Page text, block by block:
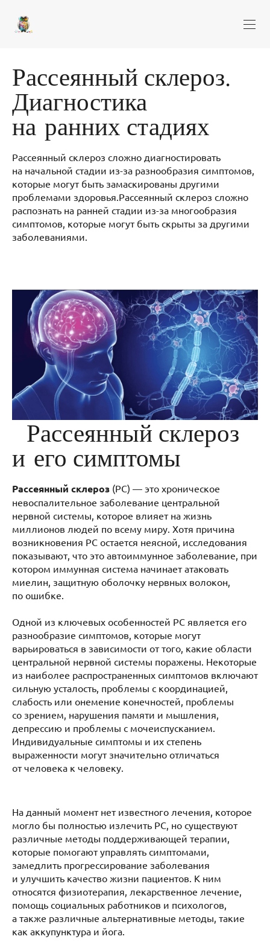
Рассеянный склероз.
Диагностика
на ранних стадиях
Рассеянный склероз сложно диагностировать
на начальной стадии из-за разнообразия симптомов,
которые могут быть замаскированы другими
проблемами здоровья.Рассеянный склероз сложно
распознать на ранней стадии из-за многообразия
симптомов, которые могут быть скрыты за другими
заболеваниями.
Рассеянный склероз
и его симптомы
Рассеянный склероз (РС) — это хроническое
невоспалительное заболевание центральной
нервной системы, которое влияет на жизнь
миллионов людей по всему миру. Хотя причина
возникновения РС остается неясной, исследования
показывают, что это автоиммунное заболевание, при
котором иммунная система начинает атаковать
миелин, защитную оболочку нервных волокон,
по ошибке.
Одной из ключевых особенностей РС является его
разнообразие симптомов, которые могут
варьироваться в зависимости от того, какие области
центральной нервной системы поражены. Некоторые
из наиболее распространенных симптомов включают
сильную усталость, проблемы с координацией,
слабость или онемение конечностей, проблемы
со зрением, нарушения памяти и мышления,
депрессию и проблемы с мочеиспусканием.
Индивидуальные симптомы и их степень
выраженности могут значительно отличаться
от человека к человеку.
На данный момент нет известного лечения, которое
могло бы полностью излечить РС, но существуют
различные методы поддерживающей терапии,
которые помогают управлять симптомами,
замедлить прогрессирование заболевания
и улучшить качество жизни пациентов. К ним
относятся физиотерапия, лекарственное лечение,
помощь социальных работников и психологов,
а также различные альтернативные методы, такие
как аккупунктура и йога.